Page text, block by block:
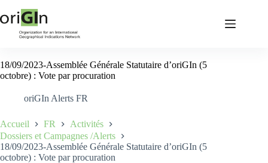
18/09/2023-Assemblée Générale Statutaire d’oriGIn (5
octobre) : Vote par procuration
oriGIn Alerts FR
Accueil FR
Activités
Dossiers et Campagnes /Alerts
18/09/2023-Assemblée Générale Statutaire d’oriGIn (5
octobre) : Vote par procuration